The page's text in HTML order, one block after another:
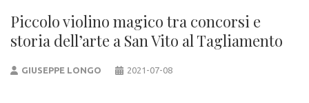
Piccolo violino magico tra concorsi e
storia dell’arte a San Vito al Tagliamento
GIUSEPPE LONGO 2021-07-08